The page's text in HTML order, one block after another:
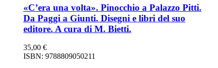
«C’era una volta». Pinocchio a Palazzo Pitti.
Da Paggi a Giunti. Disegni e libri del suo
editore. A cura di M. Bietti.
35,00 €
ISBN: 9788809050211